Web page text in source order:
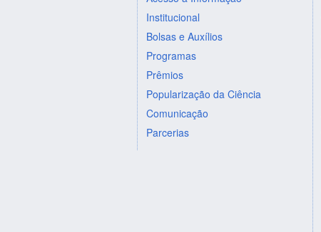
Institucional
Bolsas e Auxílios
Programas
Prêmios
Popularização da Ciência
Comunicação
Parcerias